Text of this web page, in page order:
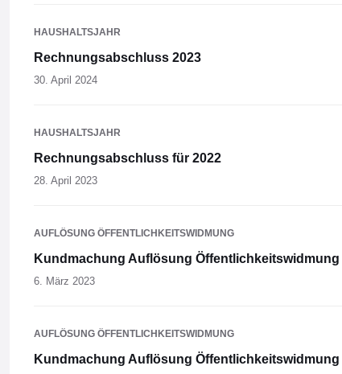
HAUSHALTSJAHR
Rechnungsabschluss 2023
30. April 2024
HAUSHALTSJAHR
Rechnungsabschluss für 2022
28. April 2023
AUFLÖSUNG ÖFFENTLICHKEITSWIDMUNG
Kundmachung Auflösung Öffentlichkeitswidmung
6. März 2023
AUFLÖSUNG ÖFFENTLICHKEITSWIDMUNG
Kundmachung Auflösung Öffentlichkeitswidmung